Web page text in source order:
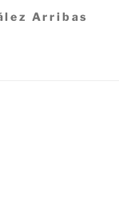
Arribas